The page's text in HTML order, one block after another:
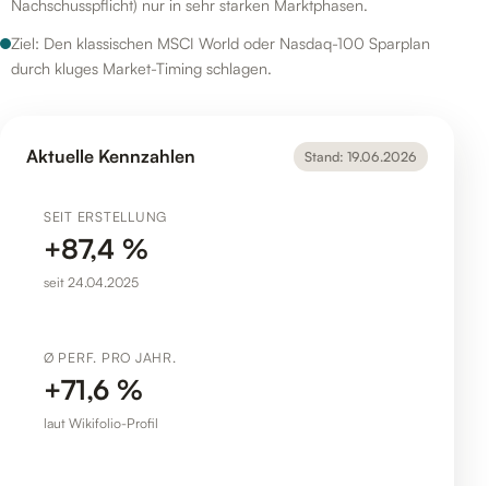
Nachschusspflicht) nur in sehr starken Marktphasen.
Ziel: Den klassischen MSCI World oder Nasdaq-100 Sparplan
durch kluges Market-Timing schlagen.
Aktuelle Kennzahlen Stand: 19.06.2026
SEIT ERSTELLUNG
+87,4 %
seit 24.04.2025
Ø PERF. PRO JAHR.
+71,6 %
laut Wikifolio-Profil